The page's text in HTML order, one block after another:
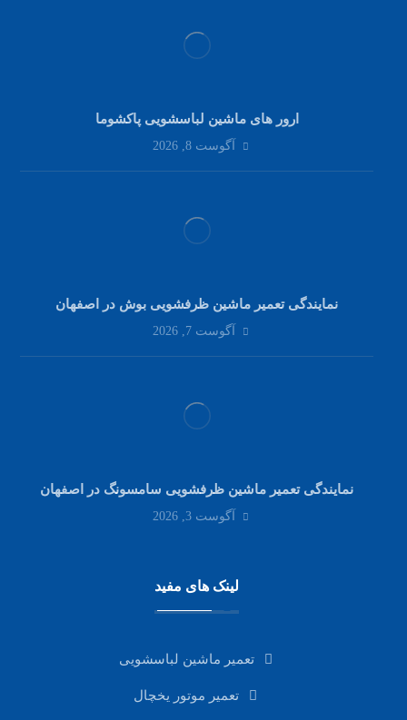
ارور های ماشین لباسشویی پاکشوما
آگوست 8, 2026
نمایندگی تعمیر ماشین ظرفشویی بوش در اصفهان
آگوست 7, 2026
نمایندگی تعمیر ماشین ظرفشویی سامسونگ در اصفهان
آگوست 3, 2026
لینک های مفید
تعمیر ماشین لباسشویی
تعمیر موتور یخچال